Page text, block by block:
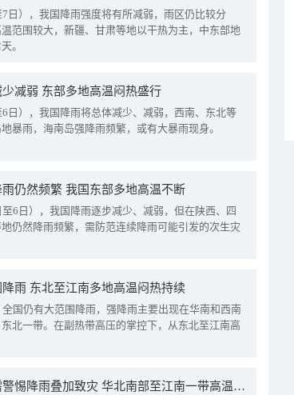
日），我国降雨强度将有所减弱，雨区仍比较分
范围较大，新疆、甘肃等地以干热为主，中东部地
。
减弱 东部多地高温闷热盛行
日），我国降雨将总体减少、减弱，西南、东北等
暴雨，海南岛强降雨频繁，或有大暴雨现身。
仍然频繁 我国东部多地高温不断
6日），我国降雨逐步减少、减弱，但在陕西、四
仍然降雨频繁，需防范连续降雨可能引发的次生灾
雨 东北至江南多地高温闷热持续
国仍有大范围降雨，强降雨主要出现在华南和西南
北一带。在副热带高压的掌控下，从东北至江南高
四川陕西等地需警惕降雨叠加致灾 华北南部至江南一带高温频现